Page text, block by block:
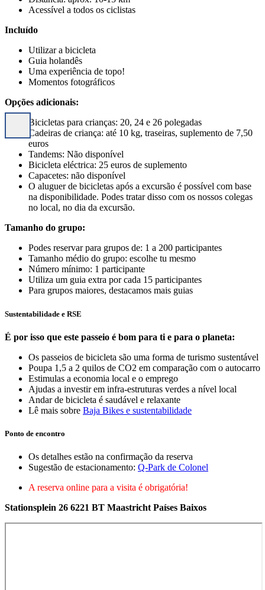
Acessível a todos os ciclistas
Incluído
Utilizar a bicicleta
Guia holandês
Uma experiência de topo!
Momentos fotográficos
Opções adicionais:
Bicicletas para crianças: 20, 24 e 26 polegadas
Cadeiras de criança: até 10 kg, traseiras, suplemento de 7,50
euros
Tandems: Não disponível
Bicicleta eléctrica: 25 euros de suplemento
Capacetes: não disponível
O aluguer de bicicletas após a excursão é possível com base
na disponibilidade. Podes tratar disso com os nossos colegas
no local, no dia da excursão.
Tamanho do grupo:
Podes reservar para grupos de: 1 a 200 participantes
Tamanho médio do grupo: escolhe tu mesmo
Número mínimo: 1 participante
Utiliza um guia extra por cada 15 participantes
Para grupos maiores, destacamos mais guias
Sustentabilidade e RSE
É por isso que este passeio é bom para ti e para o planeta:
Os passeios de bicicleta são uma forma de turismo sustentável
Poupa 1,5 a 2 quilos de CO2 em comparação com o autocarro
Estimulas a economia local e o emprego
Ajudas a investir em infra-estruturas verdes a nível local
Andar de bicicleta é saudável e relaxante
Lê mais sobre Baja Bikes e sustentabilidade
Ponto de encontro
Os detalhes estão na confirmação da reserva
Sugestão de estacionamento: Q-Park de Colonel
A reserva online para a visita é obrigatória!
Stationsplein 26 6221 BT Maastricht Países Baixos